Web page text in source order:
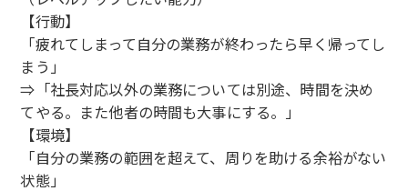
【行動】
「疲れてしまって自分の業務が終わったら早く帰ってし
まう」
⇒「社長対応以外の業務については別途、時間を決め
てやる。また他者の時間も大事にする。」
【環境】
「自分の業務の範囲を超えて、周りを助ける余裕がない
状態」